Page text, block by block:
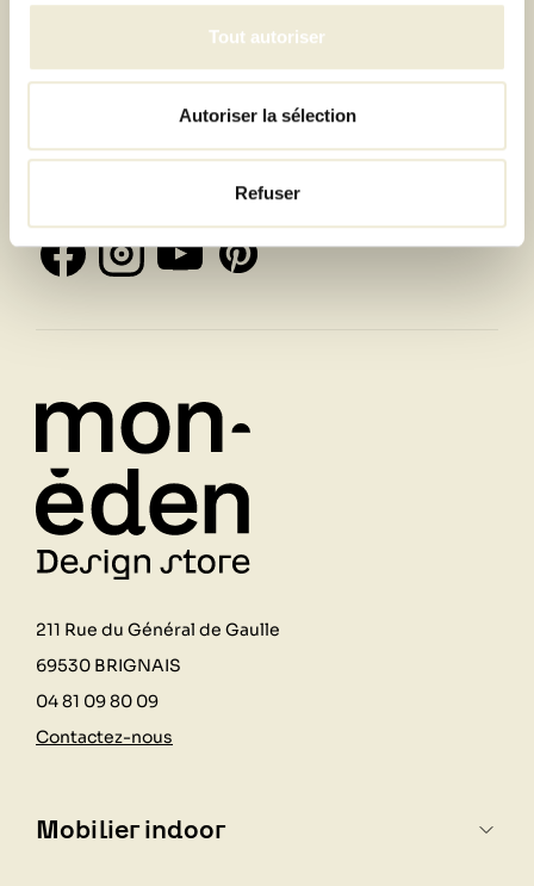
Tout autoriser
Autoriser la sélection
Refuser
Suivez-nous
Inscrivez-vous à la newsletter et recevez toutes les
211 Rue du Général de Gaulle
69530 BRIGNAIS
04 81 09 80 09
Contactez-nous
Mobilier indoor